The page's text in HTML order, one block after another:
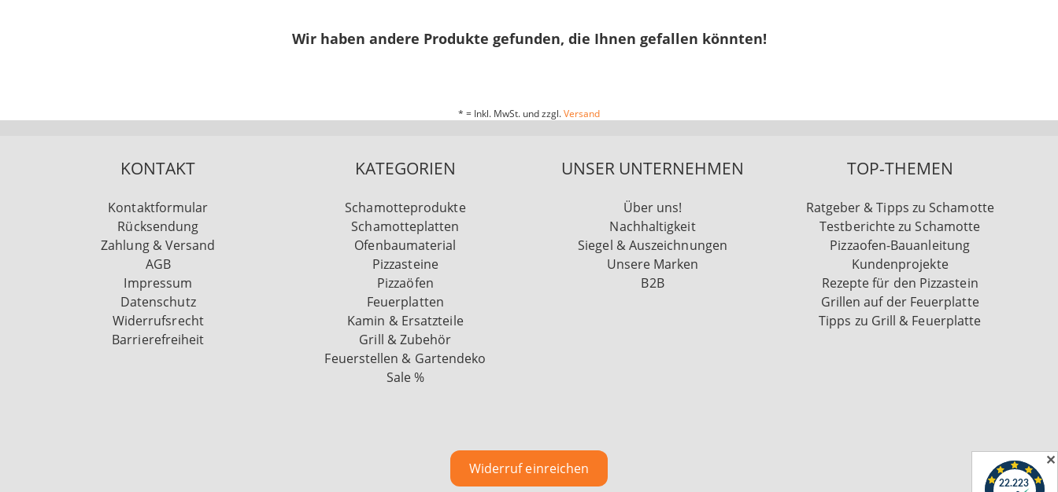
Wir haben andere Produkte gefunden, die Ihnen gefallen könnten!
* = Inkl. MwSt. und zzgl.Versand
KONTAKT
Kontaktformular
Rücksendung
Zahlung & Versand
AGB
Impressum
Datenschutz
Widerrufsrecht
Barrierefreiheit
KATEGORIEN
Schamotteprodukte
Schamotteplatten
Ofenbaumaterial
Pizzasteine
Pizzaöfen
Feuerplatten
Kamin & Ersatzteile
Grill & Zubehör
Feuerstellen & Gartendeko
Sale %
UNSER UNTERNEHMEN
Über uns!
Nachhaltigkeit
Siegel & Auszeichnungen
Unsere Marken
B2B
TOP-THEMEN
Ratgeber & Tipps zu Schamotte
Testberichte zu Schamotte
Pizzaofen-Bauanleitung
Kundenprojekte
Rezepte für den Pizzastein
Grillen auf der Feuerplatte
Tipps zu Grill & Feuerplatte
Widerruf einreichen
✕